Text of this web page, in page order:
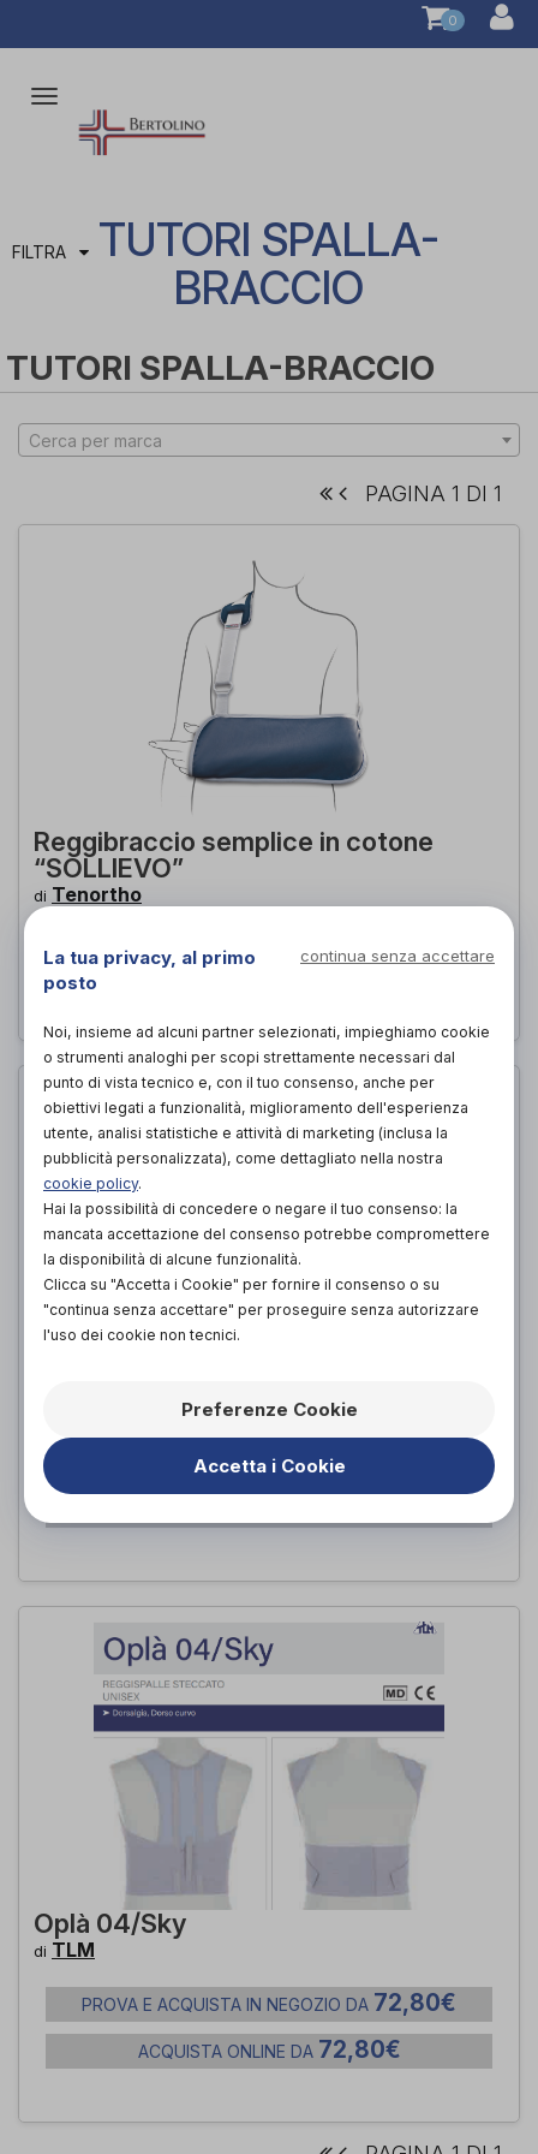
0
Attiva/disattiva
navigazione
FILTRA
TUTORI SPALLA-
BRACCIO
TUTORI SPALLA-BRACCIO
Cerca per marca
PAGINA 1 DI 1
Reggibraccio semplice in cotone
“SOLLIEVO”
di Tenortho
PROVA E ACQUISTA IN NEGOZIO DA25,00€
PROVA E ACQUISTA IN NEGOZIO DA
Oplà 04/Sky
di TLM
PROVA E ACQUISTA IN NEGOZIO DA 72,80€
ACQUISTA ONLINE DA 72,80€
La tua privacy, al primo
posto
continua senza accettare
Noi, insieme ad alcuni partner selezionati, impieghiamo cookie
o strumenti analoghi per scopi strettamente necessari dal
punto di vista tecnico e, con il tuo consenso, anche per
obiettivi legati a funzionalità, miglioramento dell'esperienza
utente, analisi statistiche e attività di marketing (inclusa la
pubblicità personalizzata), come dettagliato nella nostra
cookie policy.
Hai la possibilità di concedere o negare il tuo consenso: la
mancata accettazione del consenso potrebbe compromettere
la disponibilità di alcune funzionalità.
Clicca su "Accetta i Cookie" per fornire il consenso o su
"continua senza accettare" per proseguire senza autorizzare
l'uso dei cookie non tecnici.
Preferenze Cookie
Accetta i Cookie